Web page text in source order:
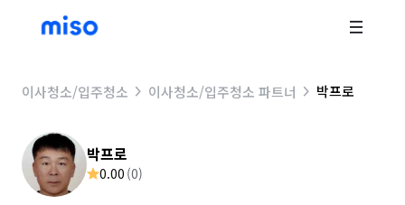
이사청소/입주청소 이사청소/입주청소 파트너 박프로
박프로
0.00 (0)